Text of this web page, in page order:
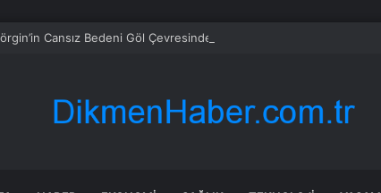
Cansız Bedeni Göl Çevresinde Bulundu